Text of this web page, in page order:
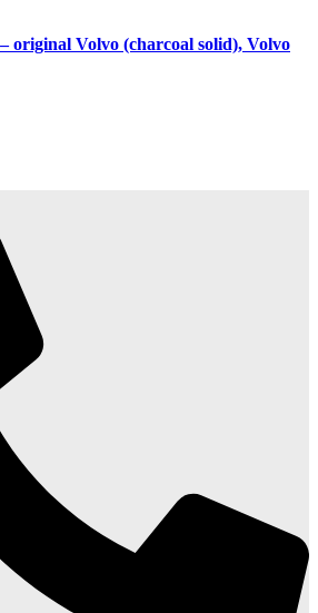
original Volvo (charcoal solid), Volvo